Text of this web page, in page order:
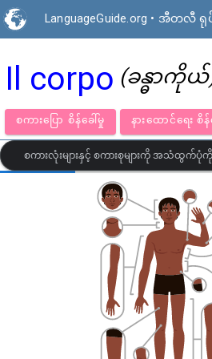
LanguageGuide.org • အီတလီ ရုပ်
Il corpo (ခန္ဓာကို
စကားပြော စိန်ခေါ်မှု နားထောင်ရ
စကားလုံးများနှင့် စကားစုများကို အသံထွက်ပုံကို